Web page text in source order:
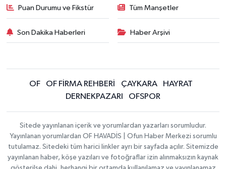
Puan Durumu ve Fikstür Tüm Manşetler
Son Dakika Haberleri Haber Arşivi
OF OF FİRMA REHBERİ ÇAYKARA
HAYRAT
DERNEKPAZARI
OFSPOR
Sitede yayınlanan içerik ve yorumlardan yazarları sorumludur.
Yayınlanan yorumlardan OF HAVADİS | Ofun Haber Merkezi sorumlu
tutulamaz. Sitedeki tüm harici linkler ayrı bir sayfada açılır. Sitemizde
yayınlanan haber, köşe yazıları ve fotoğraflar izin alınmaksızın kaynak